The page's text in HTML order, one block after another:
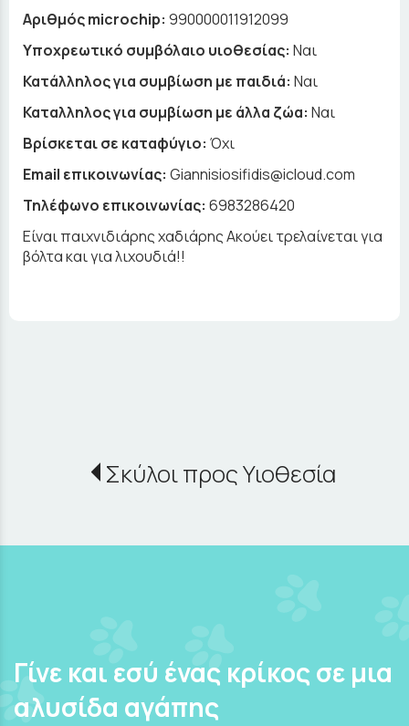
Αριθμός microchip: 990000011912099
Υποχρεωτικό συμβόλαιο υιοθεσίας: Ναι
Κατάλληλος για συμβίωση με παιδιά: Ναι
Καταλληλος για συμβίωση με άλλα ζώα: Ναι
Βρίσκεται σε καταφύγιο: Όχι
Email επικοινωνίας: Giannisiosifidis@icloud.com
Τηλέφωνο επικοινωνίας: 6983286420
Είναι παιχνιδιάρης χαδιάρης Ακούει τρελαίνεται για
βόλτα και για λιχουδιά!!
Σκύλοι προς Υιοθεσία
Γίνε και εσύ ένας κρίκος σε μια
αλυσίδα αγάπης